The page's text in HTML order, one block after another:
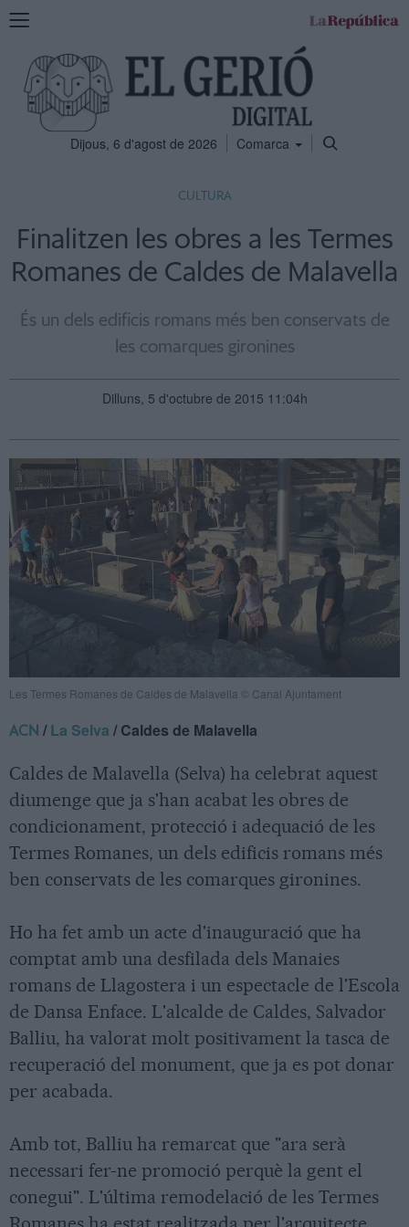
Mostra
navegació
Dijous, 6 d'agost de 2026 Comarca
CULTURA
Finalitzen les obres a les Termes
Romanes de Caldes de Malavella
És un dels edificis romans més ben conservats de
les comarques gironines
Dilluns, 5 d'octubre de 2015 11:04h
Les Termes Romanes de Caldes de Malavella © Canal Ajuntament
ACN /La Selva / Caldes de Malavella
Caldes de Malavella (Selva) ha celebrat aquest
diumenge que ja s'han acabat les obres de
condicionament, protecció i adequació de les
Termes Romanes, un dels edificis romans més
ben conservats de les comarques gironines.
Ho ha fet amb un acte d'inauguració que ha
comptat amb una desfilada dels Manaies
romans de Llagostera i un espectacle de l'Escola
de Dansa Enface. L'alcalde de Caldes, Salvador
Balliu, ha valorat molt positivament la tasca de
recuperació del monument, que ja es pot donar
per acabada.
Amb tot, Balliu ha remarcat que "ara serà
necessari fer-ne promoció perquè la gent el
conegui". L'última remodelació de les Termes